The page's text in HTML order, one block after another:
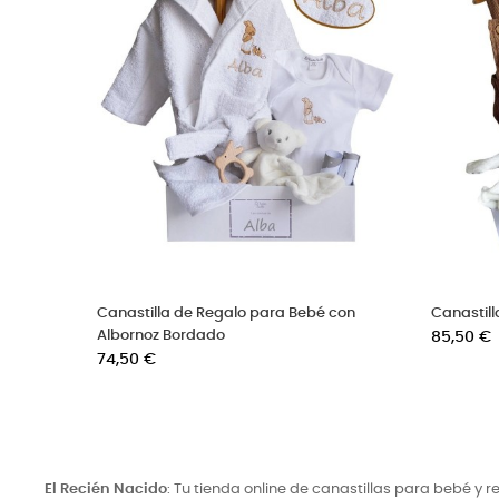
bebé con estrellitas grises Tarta de pañales mediana
El Recién Nacido: Tu tienda online de canastillas para bebé y